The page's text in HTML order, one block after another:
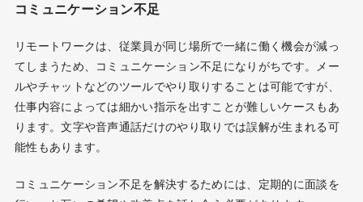
コミュニケーション不足
リモートワークは、従業員が同じ場所で一緒に働く機会が減っ
てしまうため、コミュニケーション不足になりがちです。メー
ルやチャットなどのツールでやり取りすることは可能ですが、
仕事内容によっては細かい指示を出すことが難しいケースもあ
ります。文字や音声通話だけのやり取りでは誤解が生まれる可
能性もあります。
コミュニケーション不足を解決するためには、定期的に面談を